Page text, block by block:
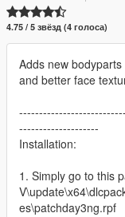
4.75 / 5 звёзд (4 голоса)
Adds new
and better face
--------------------
Installation:
1. Simply go to this
es\patchday3ng.rpf